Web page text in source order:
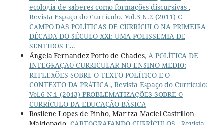
ecologia de saberes como formações discursivas ,
Revista Espaço do Currículo: Vol.3 N.2 (2011) O
CAMPO DAS POLÍTICAS DE CURRÍCULO NA PRIMEIRA
DÉCADA DO SÉCULO XXI: UMA POLISSEMIA DE
SENTIDOS E...
Ângela Fernandez Porto de Chades, A POLÍTICA DE
INTEGRAÇÃO CURRICULAR NO ENSINO MÉDIO:
REFLEXÕES SOBRE O TEXTO POLÍTICO E O
CONTEXTO DA PRÁTICA , Revista Espaço do Currículo:
Vol.6 N.1 (2013) PROBLEMATIZAÇÕES SOBRE O
CURRÍCULO DA EDUCAÇÃO BÁSICA
Rosilene Lopes de Pinho, Maritza Maciel Castrillon